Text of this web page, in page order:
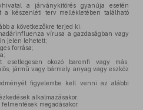
a járványkitörés gyanúja esetén
a készenléti terv mellékletében található
a következőkre terjed ki:
vírusa a gazdaságban vagy
jelen lehetett;
forrása;
okozó baromfi vagy más,
jármű vagy bármely anyag vagy eszköz
figyelembe kell venni az alábbi
alkalmazásakor;
megadásakor.